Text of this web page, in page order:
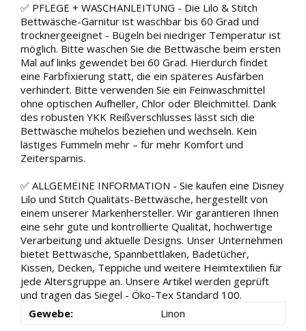
✅ PFLEGE + WASCHANLEITUNG - Die Lilo & Stitch
Bettwäsche-Garnitur ist waschbar bis 60 Grad und
trocknergeeignet - Bügeln bei niedriger Temperatur ist
möglich. Bitte waschen Sie die Bettwäsche beim ersten
Mal auf links gewendet bei 60 Grad. Hierdurch findet
eine Farbfixierung statt, die ein späteres Ausfärben
verhindert. Bitte verwenden Sie ein Feinwaschmittel
ohne optischen Aufheller, Chlor oder Bleichmittel. Dank
des robusten YKK Reißverschlusses lässt sich die
Bettwäsche mühelos beziehen und wechseln. Kein
lästiges Fummeln mehr – für mehr Komfort und
Zeitersparnis.
✅ ALLGEMEINE INFORMATION - Sie kaufen eine Disney
Lilo und Stitch Qualitäts-Bettwäsche, hergestellt von
einem unserer Markenhersteller. Wir garantieren Ihnen
eine sehr gute und kontrollierte Qualität, hochwertige
Verarbeitung und aktuelle Designs. Unser Unternehmen
bietet Bettwäsche, Spannbettlaken, Badetücher,
Kissen, Decken, Teppiche und weitere Heimtextilien für
jede Altersgruppe an. Unsere Artikel werden geprüft
und tragen das Siegel - Öko-Tex Standard 100.
Gewebe:
Linon